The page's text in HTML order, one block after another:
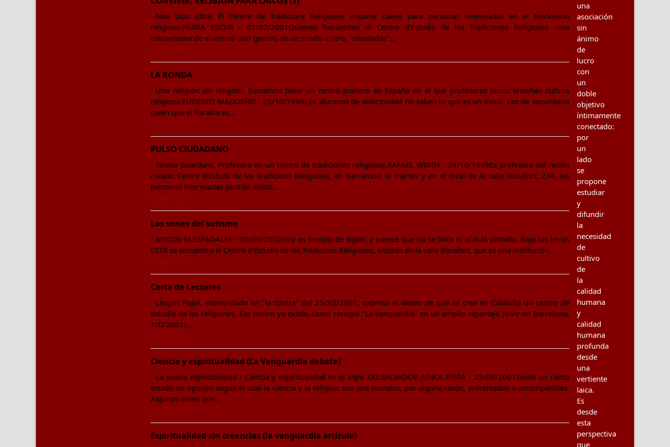
Non plus ultra. El Centre de Tradicions Religioses imparte clases para personas interesadas en el fenómeno
religioso.NURIA ESCUR - 01/02/2001Quienes frecuentan el Centre d'Estudis de les Tradiciones Religioses -una
cincuentena de alumnos- son gentes, de un modo u otro, "rebotadas"…
LA RONDA
Una religión sin religión. Barcelona tiene un centro pionero en España en el que profesores laicos enseñan cultura
religiosa.EUGENIO MADUEÑO - 25/10/1999Los alumnos de selectividad no saben lo que es un misal. Los de secundaria
creen que el Paraíso es…
PULSO CIUDADANO
Teresa Guardans. Profesora en un centro de tradiciones religiosas.RAFAEL WIRTH - 24/10/1999Es profesora del recién
creado Centre d'Estudi de les Tradicions Religioses, en Barcelona. El martes y en el local de la calle Rocafort, 234, las
personas interesadas podrán asistir…
Los sones del sufismo
ANTON M.ESPADALER - 30/06/2002Hoy es tiempo de siglas, y parece que no se libra ni el más pintado. Bajo las letras
CETR se encuentra el Centre d'Estudis de les Tradicions Religioses, situado en la calle Rocafort, que es una institución…
Carta de Lectores
Llogari Pujol, entrevistado en "la contra" del 25/XII/2001, expresa el deseo de que se cree en Cataluña un centro de
estudio de las religiones. Ese centro ya existe, como recogió "La Vanguardia" en un amplio reportaje (Vivir en Barcelona,
1/II/2001)…
Ciencia y espiritualidad (La Vanguardia debate)
La nueva espiritualidad / Ciencia y espiritualidad en el siglo XXI.SALVADOR JUNCA PIERA - 25/08/2001Existe un cierto
estado de opinión según el cual la ciencia y la religión son dos mundos, por alguna razón, enfrentados o incompatibles.
Algunos creen que…
Espiritualidad sin creencias (la vanguardia artículo)
una
asociación
sin
ánimo
de
lucro
con
un
doble
objetivo
íntimamente
conectado:
por
un
lado
se
propone
estudiar
y
difundir
la
necesidad
de
cultivo
de
la
calidad
humana
y
calidad
humana
profunda
desde
una
vertiente
laica.
Es
desde
esta
perspectiva
que